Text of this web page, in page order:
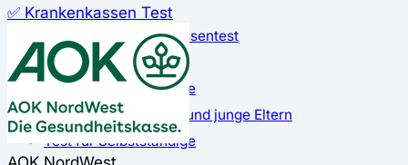
✅ Krankenkassen Test
Der große Krankenkassentest
Test für Studierende
Test für Auszubildende
Test für Schwangere und junge Eltern
Test für Selbstständige